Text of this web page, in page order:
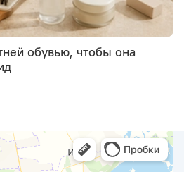
обувью, чтобы она